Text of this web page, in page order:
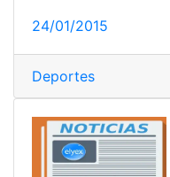
24/01/2015
Deportes